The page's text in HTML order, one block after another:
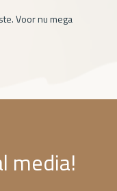
Voor nu mega
media!